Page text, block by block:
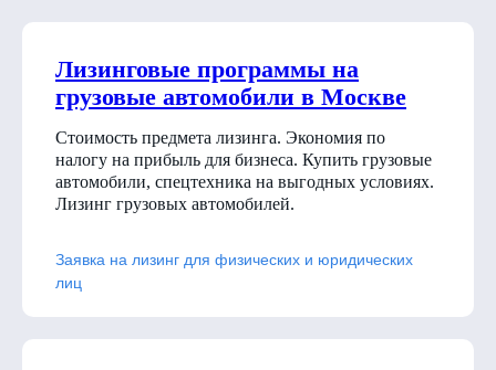
Лизинговые программы на
грузовые автомобили в Москве
Стоимость предмета лизинга. Экономия по
налогу на прибыль для бизнеса. Купить грузовые
автомобили, спецтехника на выгодных условиях.
Лизинг грузовых автомобилей.
Заявка на лизинг для физических и юридических
лиц